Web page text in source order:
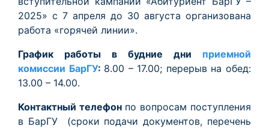
2025» с 7 апреля до 30 августа организована
работа «горячей линии».
График работы в будние дни приемной
комиссии БарГУ: 8.00 – 17.00; перерыв на обед:
13.00 – 14.00.
Контактный телефон по вопросам поступления
в БарГУ (сроки подачи документов, перечень